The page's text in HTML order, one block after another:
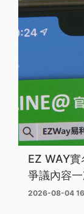
EZ WAY
爭議內容
2026-08-04